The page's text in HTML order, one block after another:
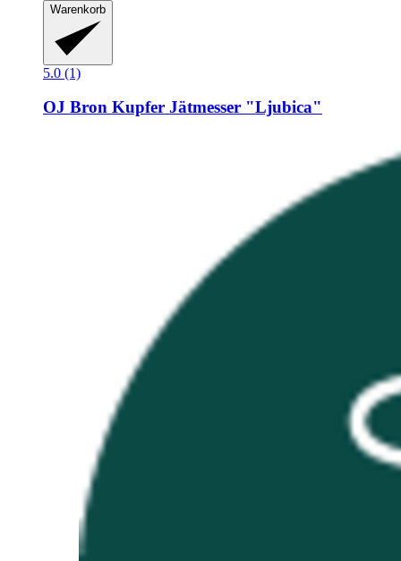
Warenkorb
5.0 (1)
OJ Bron Kupfer Jätmesser "Ljubica"